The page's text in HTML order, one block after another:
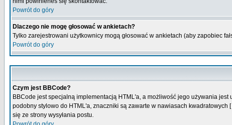
Powrót do góry
Dlaczego nie mogę głosować w ankietach?
Tylko zarejestrowani użytkownicy mogą głosować w ankietach (aby zapobiec
Powrót do góry
Czym jest BBCode?
BBCode jest specjalną implementacją HTML'a, a możliwość jego używania
podobny stylowo do HTML'a, znaczniki są zawarte w nawiasach
się ze strony wysyłania postu.